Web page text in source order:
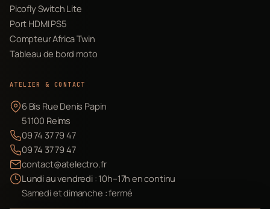
Picofly Switch Lite
Port HDMI PS5
Compteur Africa Twin
Tableau de bord moto
ATELIER & CONTACT
6 Bis Rue Denis Papin
51100 Reims
09 74 37 79 47
09 74 37 79 47
contact@atelectro.fr
Lundi au vendredi : 10h–17h en continu
Samedi et dimanche : fermé